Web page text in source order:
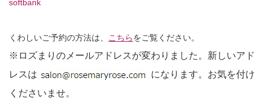
softbank
くわしいご予約の方法は、 こちらをご覧ください。
※ロズまりのメールアドレスが変わりました。新しいアド
レスは
になります。お気を付け
くださいませ。